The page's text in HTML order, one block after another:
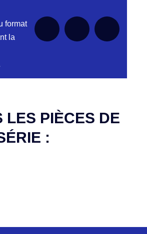
format
la
LES PIÈCES DE
: